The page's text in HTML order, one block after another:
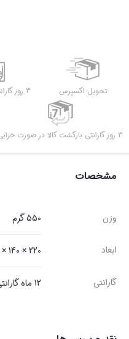
تحویل اکسپرس 3 روز گارانتی بازگشت وجه
3 روز گارانتی بازگشت کالا در صورت خرابی
مشخصات
وزن 550 گرم
ابعاد 220 × 140 × 40 سانتیمتر
گارانتی 12 ماه گارانتی کاوان سرویس